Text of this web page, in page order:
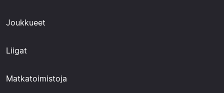
Joukkueet
Liigat
Matkatoimistoja